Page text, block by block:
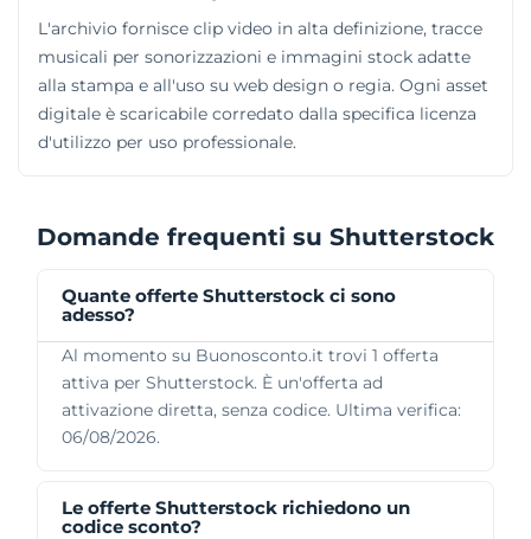
L'archivio fornisce clip video in alta definizione, tracce
musicali per sonorizzazioni e immagini stock adatte
alla stampa e all'uso su web design o regia. Ogni asset
digitale è scaricabile corredato dalla specifica licenza
d'utilizzo per uso professionale.
Domande frequenti su Shutterstock
Quante offerte Shutterstock ci sono
adesso?
Al momento su Buonosconto.it trovi 1 offerta
attiva per Shutterstock. È un'offerta ad
attivazione diretta, senza codice. Ultima verifica:
06/08/2026.
Le offerte Shutterstock richiedono un
codice sconto?